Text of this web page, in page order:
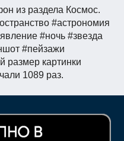
из раздела Космос.
#астрономия
#ночь #звезда
#пейзажи
размер картинки
1089 раз.